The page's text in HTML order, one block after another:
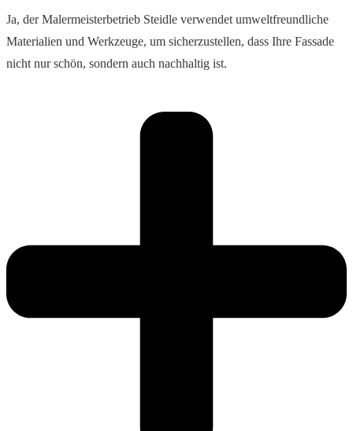
Ja, der Malermeisterbetrieb Steidle verwendet umweltfreundliche
Materialien und Werkzeuge, um sicherzustellen, dass Ihre Fassade
nicht nur schön, sondern auch nachhaltig ist.